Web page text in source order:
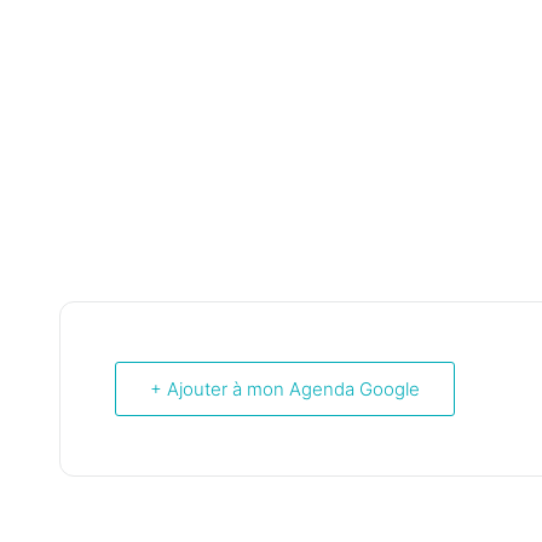
+ Ajouter à mon Agenda Google